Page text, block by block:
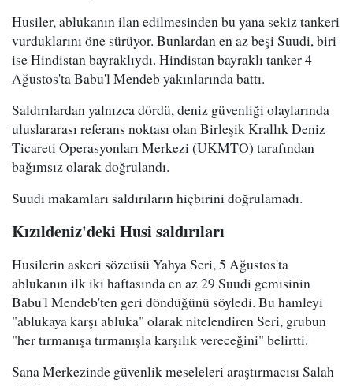
Husiler, ablukanın ilan edilmesinden bu yana sekiz tankeri
vurduklarını öne sürüyor. Bunlardan en az beşi Suudi, biri
ise Hindistan bayraklıydı. Hindistan bayraklı tanker 4
Ağustos'ta Babu'l Mendeb yakınlarında battı.
Saldırılardan yalnızca dördü, deniz güvenliği olaylarında
uluslararası referans noktası olan Birleşik Krallık Deniz
Ticareti Operasyonları Merkezi (UKMTO) tarafından
bağımsız olarak doğrulandı.
Suudi makamları saldırıların hiçbirini doğrulamadı.
Kızıldeniz'deki Husi saldırıları
Husilerin askeri sözcüsü Yahya Seri, 5 Ağustos'ta
ablukanın ilk iki haftasında en az 29 Suudi gemisinin
Babu'l Mendeb'ten geri döndüğünü söyledi. Bu hamleyi
"ablukaya karşı abluka" olarak nitelendiren Seri, grubun
"her tırmanışa tırmanışla karşılık vereceğini" belirtti.
Sana Merkezinde güvenlik meseleleri araştırmacısı Salah